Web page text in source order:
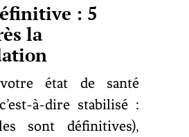
: 5
la
état de santé
à-dire stabilisé :
sont définitives),